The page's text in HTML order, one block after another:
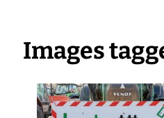
Images